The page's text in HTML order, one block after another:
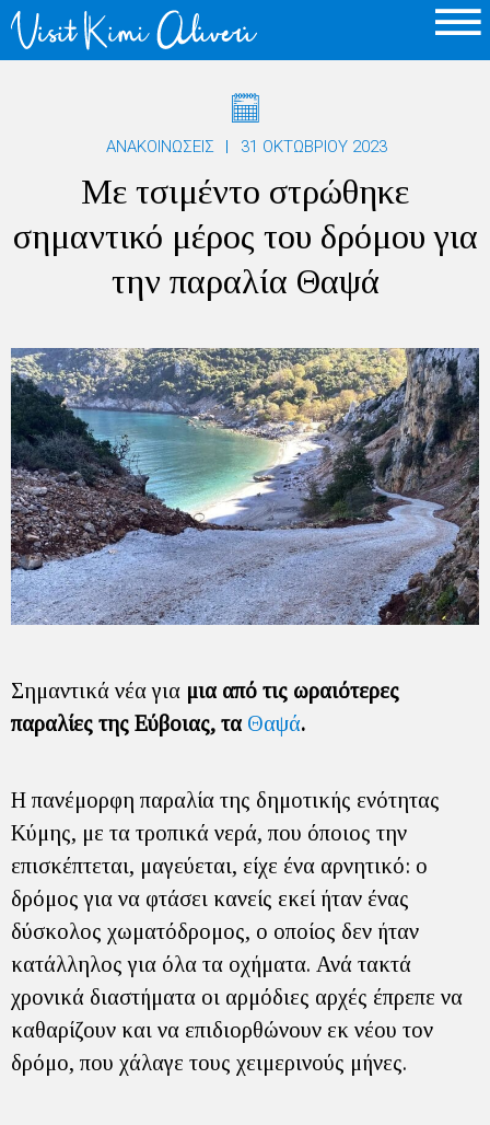
ΑΝΑΚΟΙΝΩΣΕΙΣ 31 ΟΚΤΩΒΡΊΟΥ 2023
Με τσιμέντο στρώθηκε
σημαντικό μέρος του δρόμου για
την παραλία Θαψά
Σημαντικά νέα για μια από τις ωραιότερες
παραλίες της Εύβοιας, τα Θαψά.
Η πανέμορφη παραλία της δημοτικής ενότητας
Κύμης, με τα τροπικά νερά, που όποιος την
επισκέπτεται, μαγεύεται, είχε ένα αρνητικό: ο
δρόμος για να φτάσει κανείς εκεί ήταν ένας
δύσκολος χωματόδρομος, ο οποίος δεν ήταν
κατάλληλος για όλα τα οχήματα. Ανά τακτά
χρονικά διαστήματα οι αρμόδιες αρχές έπρεπε να
καθαρίζουν και να επιδιορθώνουν εκ νέου τον
δρόμο, που χάλαγε τους χειμερινούς μήνες.